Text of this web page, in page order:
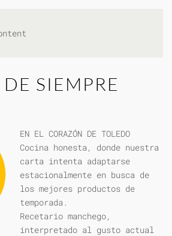
SIEMPRE
EN EL CORAZÓN DE TOLEDO
Cocina honesta, donde nuestra
carta intenta adaptarse
estacionalmente en busca de
los mejores productos de
temporada.
Recetario manchego,
interpretado al gusto actual